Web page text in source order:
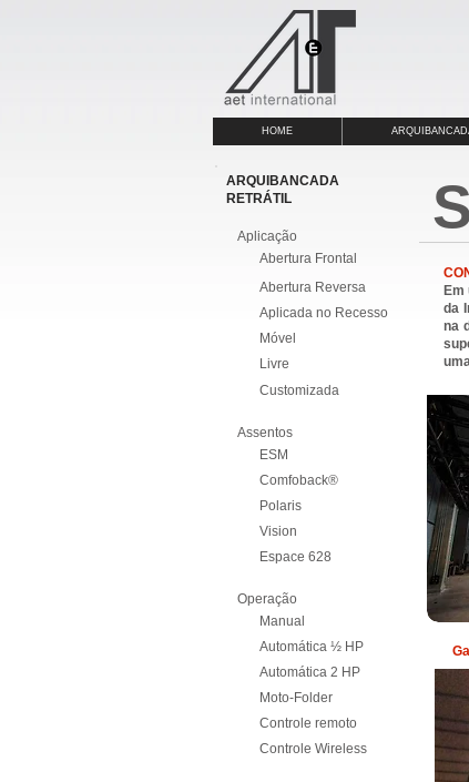
ARQUIBANCADA
RETRÁTIL
Aplicação
Abertura Frontal
Abertura Reversa
Aplicada no Recesso
Móvel
Livre
Customizada
Assentos
ESM
Comfoback®
Polaris
Vision
Espace 628
Operação
Manual
Automática ½ HP
Automática 2 HP
Moto-Folder
Controle remoto
Controle Wireless
da
na
F
HOME